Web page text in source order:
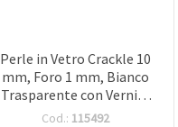
Perle in Vetro Crackle 10
mm, Foro 1 mm, Bianco
Trasparente con Vernice
Viola, Filo ~85 pz - Ideali,
Cod.: 115492